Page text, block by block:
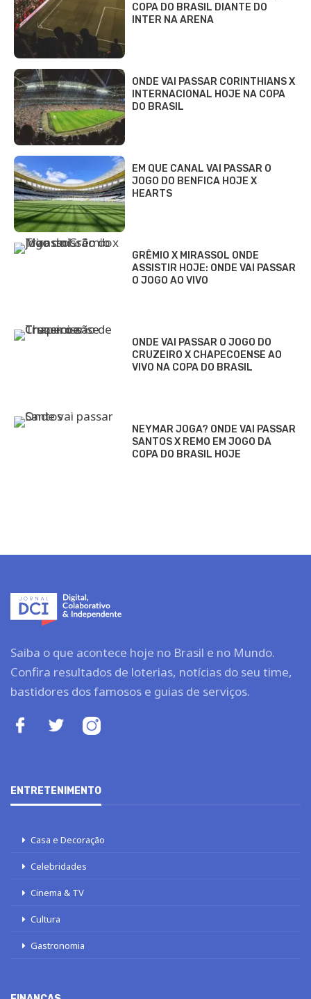
COPA DO BRASIL DIANTE DO
INTER NA ARENA
ONDE VAI PASSAR CORINTHIANS X
INTERNACIONAL HOJE NA COPA
DO BRASIL
EM QUE CANAL VAI PASSAR O
JOGO DO BENFICA HOJE X
HEARTS
GRÊMIO X MIRASSOL ONDE
ASSISTIR HOJE: ONDE VAI PASSAR
O JOGO AO VIVO
ONDE VAI PASSAR O JOGO DO
CRUZEIRO X CHAPECOENSE AO
VIVO NA COPA DO BRASIL
NEYMAR JOGA? ONDE VAI PASSAR
SANTOS X REMO EM JOGO DA
COPA DO BRASIL HOJE
Saiba o que acontece hoje no Brasil e no Mundo.
Confira resultados de loterias, notícias do seu time,
bastidores dos famosos e guias de serviços.
ENTRETENIMENTO
Casa e Decoração
Celebridades
Cinema & TV
Cultura
Gastronomia